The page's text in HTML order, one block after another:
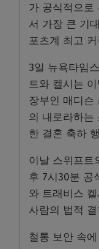
가 공식적으로
서 가장 큰 기
포츠계 최고 커
3일 뉴욕타임
트와 켈시는
장부인 매디슨
의 내로라하는
한 결혼 축하
이날 스위프트
후 7시30분 공
와 트래비스
사람의 법적
철통 보안 속